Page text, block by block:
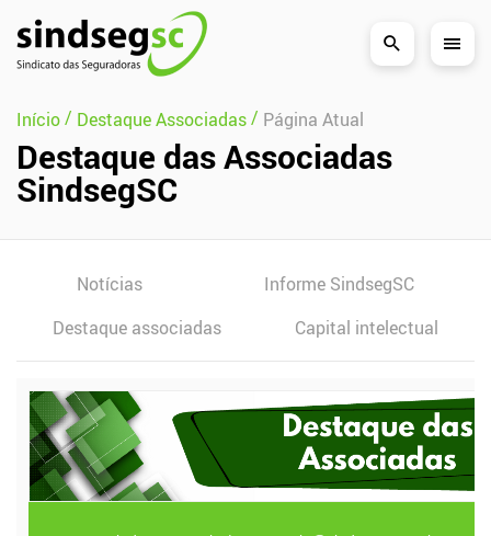
Pular Navegação (s)
Início/ Destaque Associadas/ Página Atual
Destaque das Associadas
SindsegSC
Notícias
Informe SindsegSC
Destaque associadas
Capital intelectual